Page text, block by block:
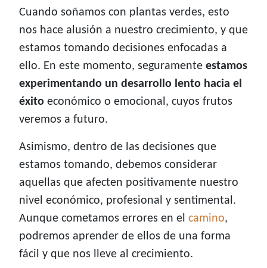
Cuando soñamos con plantas verdes, esto
nos hace alusión a nuestro crecimiento, y que
estamos tomando decisiones enfocadas a
ello. En este momento, seguramente estamos
experimentando un desarrollo lento hacia el
éxito económico o emocional, cuyos frutos
veremos a futuro.
Asimismo, dentro de las decisiones que
estamos tomando, debemos considerar
aquellas que afecten positivamente nuestro
nivel económico, profesional y sentimental.
Aunque cometamos errores en el camino,
podremos aprender de ellos de una forma
fácil y que nos lleve al crecimiento.